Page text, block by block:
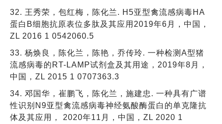
32. 王秀荣，包红梅，陈化兰. H5亚型禽流感病毒HA
蛋白B细胞抗原表位多肽及其应用2019年6月，中国，
ZL 2016 1 0542060.5
33. 杨焕良，陈化兰，陈艳，乔传玲. 一种检测A型猪
流感病毒的RT-LAMP试剂盒及其用途，2019年8月，
中国，ZL 2015 1 0707363.3
34. 邓国华，崔鹏飞，陈化兰，施建忠. 一种具有广谱
性识别N9亚型禽流感病毒神经氨酸酶蛋白的单克隆抗
体及其应用， 2020年11月，中国，ZL 2020 1